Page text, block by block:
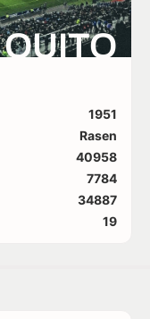
QUITO
1951
Rasen
40958
7784
34887
19